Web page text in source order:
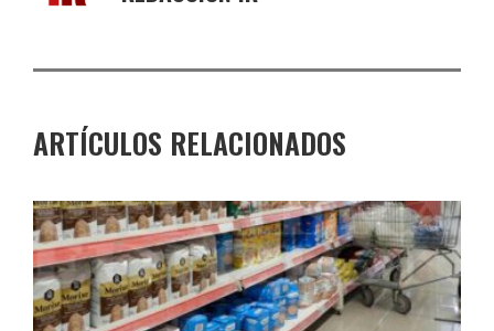
ARTÍCULOS RELACIONADOS